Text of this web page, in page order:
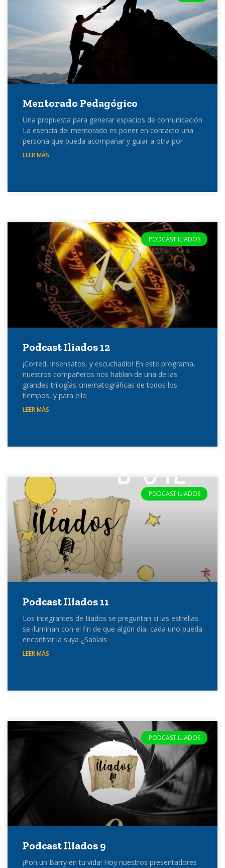
Mentorado Pedagógico
Una propuesta para generar espacios de comunicación
La esencia del mentorado es poner en contacto una
persona que pueda acompañar y guiar a otra por
LEER MÁS
PODCAST ILIADOS
Podcast Iliados 12
¡Corred, insensatos, y escuchadlo! En este programa,
nuestros compañeros nos hablan de una de las
grandes trilogías cinematográficas de todos los
tiempos, y para ello
LEER MÁS
PODCAST ILIADOS
Podcast Iliados 11
Los integrantes de Iliados se preguntan si las estrellas
se iluminan con el fin de que algún día, cada uno pueda
encontrar la suya ¿Sabíais
LEER MÁS
PODCAST ILIADOS
Podcast Iliados 9
¡Pon un Barry en tu vida! Hoy nuestros presentadores